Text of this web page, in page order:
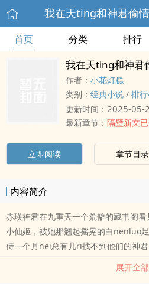
我在天ting和神君偷情
首页 分类 排行
我在天ting和神君
作者： 小花灯糕
类别： 经典小说 / 排
更新时间： 2025-05-
最新章节： 隔壁新文
立即阅读 章节目录
内容简介
赤瑛神君在九重天一个荒僻的藏书阁
小仙姬，被她那翘起摇晃的白nenluo
侍一个月nei总有几ri找不到他们的神
阁里和那个小仙姬整ri整夜的缠绵不休
可见，毫无存在感的小仙姬，五百年
展开全部